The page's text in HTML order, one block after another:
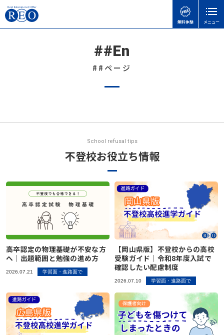
無料体験 メニュー
不登校お役立ち情報
会社概要
無料体験
お問い合わせ
プライバシーポリシー
お知らせ
AIあべ不登校相談室
##En
##ページ
School refusal tips
不登校お役立ち情報
高卒認定の物理基礎が不安な方
へ｜出題範囲と勉強の進め方
2026.07.21 学習面・進路面で
【岡山県版】不登校からの高校
受験ガイド｜令和8年度入試で
確認したい配慮制度
2026.07.10 学習面・進路面で
子どもの接し方で
検 索
不登校でゲームをやりすぎても大丈夫？
不登校の子どもへの関わり方で気をつけたいこと｜
親がやりがちなNG行動とは
不登校の子どもが学校に行きたくなる魔法の言葉
「なぜ」の位置を変えると、不登校の見え方が変わ
不登校の子どもへの話しかけ方に悩む親へ｜学校の
話をしなくても大丈夫
不登校に関わる「条件」を出さないで！親子であっ
学習面・進路面で
検 索
令和8年度から「情報」が必修に｜高卒認定試験の
変更点と不登校生への影響をわかりやすく解説
高卒認定の物理基礎が不安な方へ｜出題範囲と勉強
の進め方
年度入試対応
【東京都版】不登校のための高校受験ガイド｜フリ
ー入試・チャレンジスクール・通信制
横浜の学びの多様化学校「横浜きりん学園」とは？
不登校の子どもの新しい学びの場
親御さんのお悩みで
検 索
不登校のこどもの味方！自治体ごとの教育支援セン
天才には不登校経験者が多い！不登校の先にある、
不登校の子どもに進路の話はいつする？親が知って
おきたい切り出し方と関わり方
立派な親でなくていい｜不登校の子どもを持つ親が
「何もしない時間」が、人生の土台になる｜不登校
の子どもの“空白期間”について
不登校支援の基盤「教育機会確保法」ってどんな法
律？